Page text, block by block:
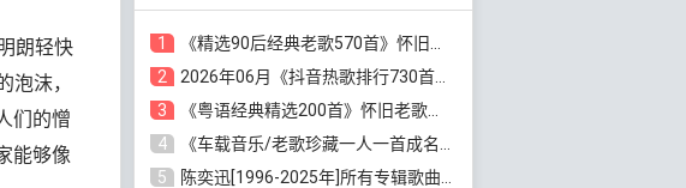
朗轻快
沫，
们的憎
能够像
1
《精选90后经典老歌570首》怀旧歌曲合集[高品质MP3/320K/5.44GB]百度云网盘下载
2
2026年06月《抖音热歌排行730首》最火热门歌曲整理[高品质MP3/320K/5.35GB]百度云网盘下载
3
《粤语经典精选200首》怀旧老歌大全[无损FLAC/MP3/6.77GB]百度云网盘下载
4
《车载音乐/老歌珍藏一人一首成名曲12CD》[无损WAV分轨+MP3/6.79GB]百度云网盘下载
5
陈奕迅[1996-2025年]所有专辑歌曲合集[无损FLAC/MP3/48.18GB]百度云网盘下载